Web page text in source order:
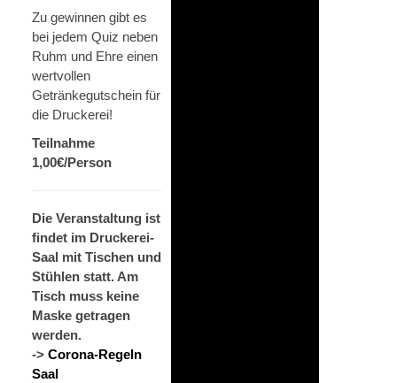
Zu gewinnen gibt es
bei jedem Quiz neben
Ruhm und Ehre einen
wertvollen
Getränkegutschein für
die Druckerei!
Teilnahme
1,00€/Person
Die Veranstaltung ist
findet im Druckerei-
Saal mit Tischen und
Stühlen statt. Am
Tisch muss keine
Maske getragen
werden.
-> Corona-Regeln
Saal